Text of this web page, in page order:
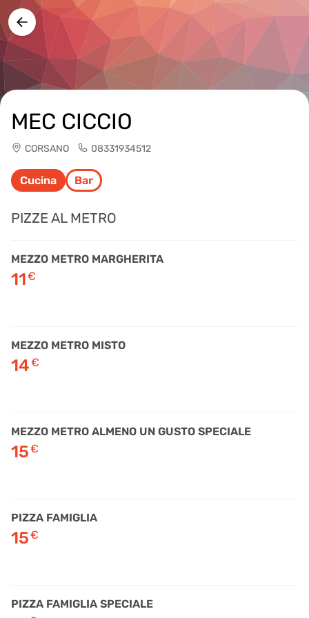
MEC CICCIO
CORSANO 08331934512
Cucina Bar
PIZZE AL METRO
MEZZO METRO MARGHERITA
11€
MEZZO METRO MISTO
14€
MEZZO METRO ALMENO UN GUSTO SPECIALE
15€
PIZZA FAMIGLIA
15€
PIZZA FAMIGLIA SPECIALE